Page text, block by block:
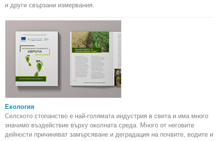
и други свързани измервания.
Екология
Селското стопанство е най-голямата индустрия в света и има много
значимо въздействие върху околната среда. Много от неговите
дейности причиняват замърсяване и деградация на почвите, водите и